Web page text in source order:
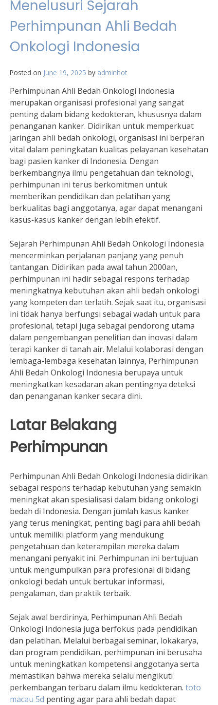
Menelusuri Sejarah
Perhimpunan Ahli Bedah
Onkologi Indonesia
Posted on June 19, 2025 by adminhot
Perhimpunan Ahli Bedah Onkologi Indonesia
merupakan organisasi profesional yang sangat
penting dalam bidang kedokteran, khususnya dalam
penanganan kanker. Didirikan untuk memperkuat
jaringan ahli bedah onkologi, organisasi ini berperan
vital dalam peningkatan kualitas pelayanan kesehatan
bagi pasien kanker di Indonesia. Dengan
berkembangnya ilmu pengetahuan dan teknologi,
perhimpunan ini terus berkomitmen untuk
memberikan pendidikan dan pelatihan yang
berkualitas bagi anggotanya, agar dapat menangani
kasus-kasus kanker dengan lebih efektif.
Sejarah Perhimpunan Ahli Bedah Onkologi Indonesia
mencerminkan perjalanan panjang yang penuh
tantangan. Didirikan pada awal tahun 2000an,
perhimpunan ini hadir sebagai respons terhadap
meningkatnya kebutuhan akan ahli bedah onkologi
yang kompeten dan terlatih. Sejak saat itu, organisasi
ini tidak hanya berfungsi sebagai wadah untuk para
profesional, tetapi juga sebagai pendorong utama
dalam pengembangan penelitian dan inovasi dalam
terapi kanker di tanah air. Melalui kolaborasi dengan
lembaga-lembaga kesehatan lainnya, Perhimpunan
Ahli Bedah Onkologi Indonesia berupaya untuk
meningkatkan kesadaran akan pentingnya deteksi
dan penanganan kanker secara dini.
Latar Belakang
Perhimpunan
Perhimpunan Ahli Bedah Onkologi Indonesia didirikan
sebagai respons terhadap kebutuhan yang semakin
meningkat akan spesialisasi dalam bidang onkologi
bedah di Indonesia. Dengan jumlah kasus kanker
yang terus meningkat, penting bagi para ahli bedah
untuk memiliki platform yang mendukung
pengetahuan dan keterampilan mereka dalam
menangani penyakit ini. Perhimpunan ini bertujuan
untuk mengumpulkan para profesional di bidang
onkologi bedah untuk bertukar informasi,
pengalaman, dan praktik terbaik.
Sejak awal berdirinya, Perhimpunan Ahli Bedah
Onkologi Indonesia juga berfokus pada pendidikan
dan pelatihan. Melalui berbagai seminar, lokakarya,
dan program pendidikan, perhimpunan ini berusaha
untuk meningkatkan kompetensi anggotanya serta
memastikan bahwa mereka selalu mengikuti
perkembangan terbaru dalam ilmu kedokteran. toto
macau 5d penting agar para ahli bedah dapat